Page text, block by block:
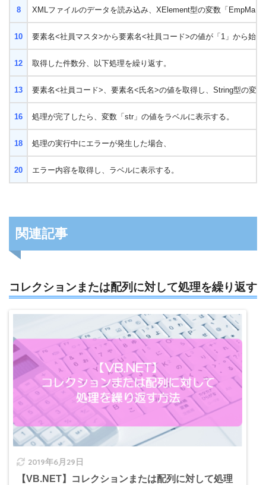
8 XMLファイルのデータを読み込み、 XElement型の変数「EmpMa」
10 要素名<社員マスタ>から要素名<社員コード>の値が「1」から始
12 取得した件数分、以下処理を繰り返す。
13 要素名<社員コード>、要素名<氏名>の値を取得し、String型の変
16 処理が完了したら、変数「str」の値をラベルに表示する。
18 処理の実行中にエラーが発生した場合、
20 エラー内容を取得し、ラベルに表示する。
関連記事
コレクションまたは配列に対して処理を繰り返す
2019年6月29日
【VB.NET】コレクションまたは配列に対して処理